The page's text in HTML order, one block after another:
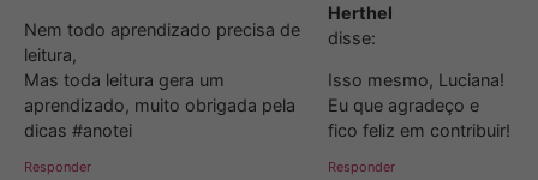
Nem todo aprendizado precisa de
leitura,
Mas toda leitura gera um
aprendizado, muito obrigada pela
dicas #anotei
Responder
Herthel
disse:
Isso mesmo, Luciana!
Eu que agradeço e
fico feliz em contribuir!
Responder